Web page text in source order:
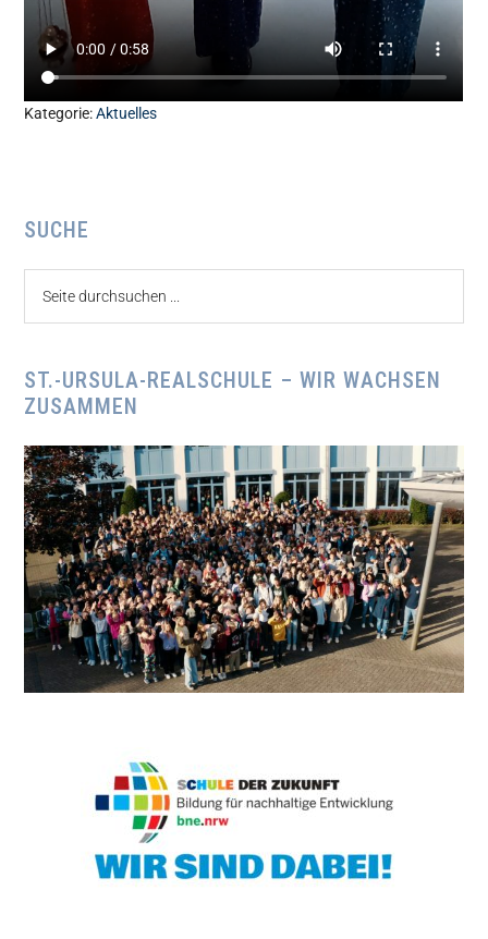
Kategorie:Aktuelles
Seitenspalte
SUCHE
ST.-URSULA-REALSCHULE – WIR WACHSEN
ZUSAMMEN